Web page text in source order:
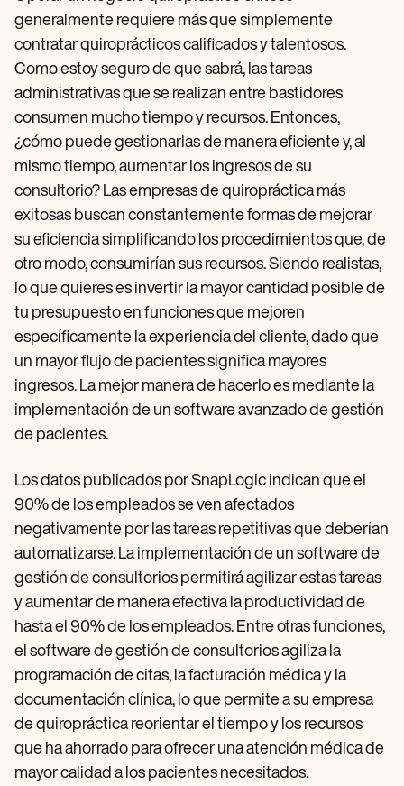
Help Center
Demos
Webinars
Switch to Carepatron
Pricing
Why Carepatron?
Login
Get started
generalmente requiere más que simplemente
contratar quiroprácticos calificados y talentosos.
Como estoy seguro de que sabrá, las tareas
administrativas que se realizan entre bastidores
consumen mucho tiempo y recursos. Entonces,
¿cómo puede gestionarlas de manera eficiente y, al
mismo tiempo, aumentar los ingresos de su
consultorio? Las empresas de quiropráctica más
exitosas buscan constantemente formas de mejorar
su eficiencia simplificando los procedimientos que, de
otro modo, consumirían sus recursos. Siendo realistas,
lo que quieres es invertir la mayor cantidad posible de
tu presupuesto en funciones que mejoren
específicamente la experiencia del cliente, dado que
un mayor flujo de pacientes significa mayores
ingresos. La mejor manera de hacerlo es mediante la
implementación de un software avanzado de gestión
de pacientes.
Los datos publicados por SnapLogic indican que el
90% de los empleados se ven afectados
negativamente por las tareas repetitivas que deberían
automatizarse. La implementación de un software de
gestión de consultorios permitirá agilizar estas tareas
y aumentar de manera efectiva la productividad de
hasta el 90% de los empleados. Entre otras funciones,
el software de gestión de consultorios agiliza la
programación de citas, la facturación médica y la
documentación clínica, lo que permite a su empresa
de quiropráctica reorientar el tiempo y los recursos
que ha ahorrado para ofrecer una atención médica de
mayor calidad a los pacientes necesitados.